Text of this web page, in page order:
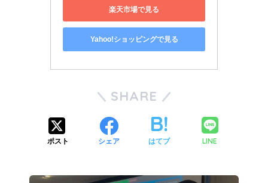
楽天市場で見る
Yahoo!ショッピングで見る
SHARE
ポスト シェア はてブ LINE